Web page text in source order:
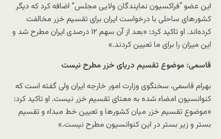
این عضو “فراکسیون نمایندگان ولایی مجلس” اضافه کرد که دیگر
کشورهای ساحلی با درخواست ایران برای تقسیم خزر مخالفت
کرده‌اند. او تاکید کرد: «بعد از آن سهم ۱۲ درصدی ایران مطرح شد و
این میزان را برای ما تعیین کردند.»
قاسمی: موضوع تقسیم دریای خزر مطرح نیست
بهرام قاسمی، سخنگوی وزارت امور خارجه ایران ولی گفته است که
کنوانسیون امضاء شده به معنای تقسیم خزر نیست. او تاکید کرد:
«موضوع تقسیم خزر میان کشورها و تعیین خط مبداء و تقسیم
بستر و زیر بستر در این کنوانسیون مطرح نیست.»